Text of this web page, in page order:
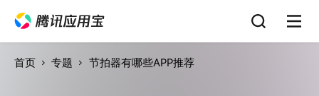
首页 专题 节拍器有哪些APP推荐